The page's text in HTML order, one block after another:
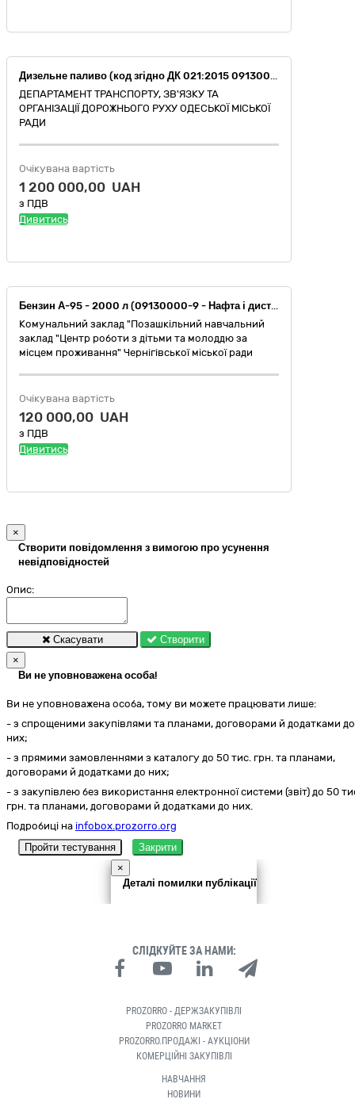
Дизельне паливо (код згідно ДК 021:2015 09130000-9 Нафта і дистиляти)
ДЕПАРТАМЕНТ ТРАНСПОРТУ, ЗВ'ЯЗКУ ТА
ОРГАНІЗАЦІЇ ДОРОЖНЬОГО РУХУ ОДЕСЬКОЇ МІСЬКОЇ
РАДИ
Очікувана вартість
1 200 000,00 UAH
з ПДВ
Дивитись
Бензин А-95 - 2000 л (09130000-9 - Нафта і дистиляти)
Комунальний заклад "Позашкільний навчальний
заклад "Центр роботи з дітьми та молоддю за
місцем проживання" Чернігівської міської ради
Очікувана вартість
120 000,00 UAH
з ПДВ
Дивитись
×
Створити повідомлення з вимогою про усунення
невідповідностей
Опис:
Скасувати
Створити
×
Ви не уповноважена особа!
Ви не уповноважена особа, тому ви можете працювати лише:
- з спрощеними закупівлями та планами, договорами й додатками до
них;
- з прямими замовленнями з каталогу до 50 тис. грн. та планами,
договорами й додатками до них;
- з закупівлею без використання електронної системи (звіт) до 50
грн. та планами, договорами й додатками до них.
Подробиці на infobox.prozorro.org
Пройти тестування
Закрити
×
Деталі помилки публікації
СЛІДКУЙТЕ ЗА НАМИ:
PROZORRO - ДЕРЖЗАКУПІВЛІ
PROZORRO MARKET
PROZORRO.ПРОДАЖІ - АУКЦІОНИ
КОМЕРЦІЙНІ ЗАКУПІВЛІ
НАВЧАННЯ
НОВИНИ